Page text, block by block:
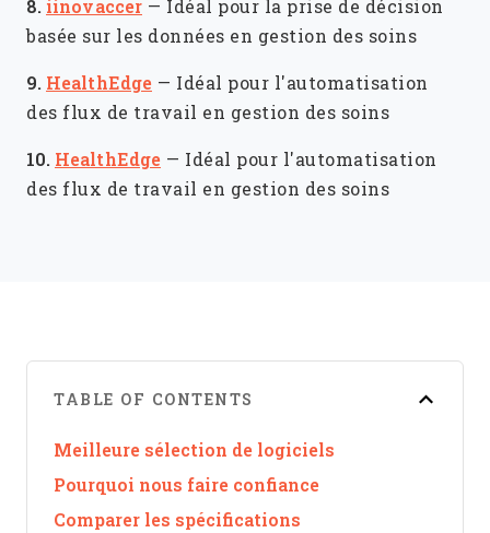
8. iinovaccer — Idéal pour la prise de décision
basée sur les données en gestion des soins
9. HealthEdge — Idéal pour l'automatisation
des flux de travail en gestion des soins
10. HealthEdge — Idéal pour l'automatisation
des flux de travail en gestion des soins
TABLE OF CONTENTS
Meilleure sélection de logiciels
Pourquoi nous faire confiance
Comparer les spécifications